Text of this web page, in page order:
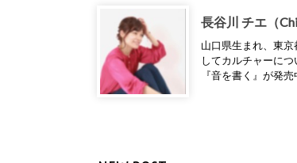
長谷川 チエ（
山口県生まれ、東
してカルチャーに
『音を書く』が発